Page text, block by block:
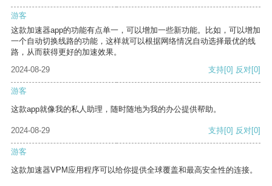
游客
这款加速器app的功能有点单一，可以增加一些新功能。比如，可以增加
一个自动切换线路的功能，这样就可以根据网络情况自动选择最优的线
路，从而获得更好的加速效果。
2024-08-29
支持[0] 反对[0]
游客
这款app就像我的私人助理，随时随地为我的办公提供帮助。
2024-08-29 支持[0] 反对[0]
游客
这款加速器VPM应用程序可以给你提供全球覆盖和最高安全性的连接。